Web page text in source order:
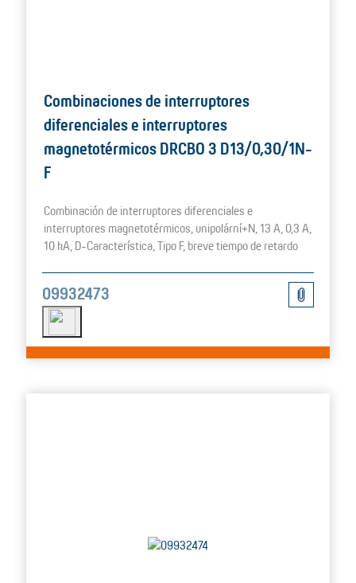
Combinaciones de interruptores
diferenciales e interruptores
magnetotérmicos DRCBO 3 D13/0,30/1N-
F
Combinación de interruptores diferenciales e
interruptores magnetotérmicos, unipolární+N, 13 A, 0,3 A,
10 kA, D-Característica, Tipo F, breve tiempo de retardo
09932473